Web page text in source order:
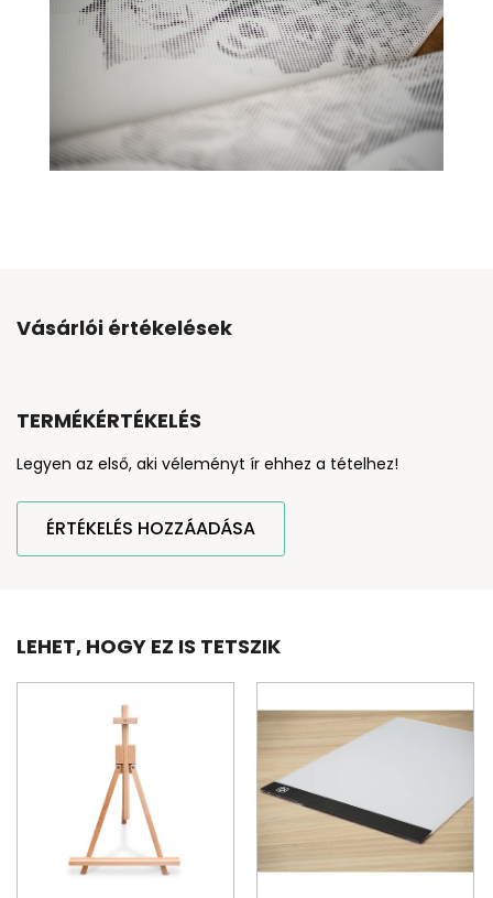
Vásárlói értékelések
TERMÉKÉRTÉKELÉS
Legyen az első, aki véleményt ír ehhez a tételhez!
ÉRTÉKELÉS HOZZÁADÁSA
LEHET, HOGY EZ IS TETSZIK